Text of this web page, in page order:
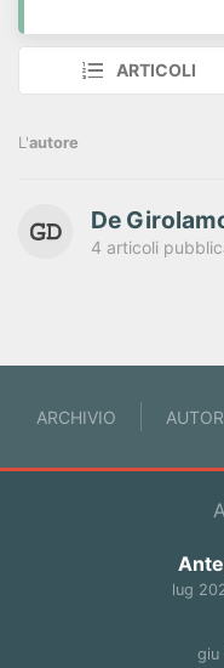
ARTICOLI
L'autore
De
4 articoli
ARCHIVIO
lug
giu